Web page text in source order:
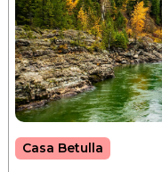
Casa Betulla